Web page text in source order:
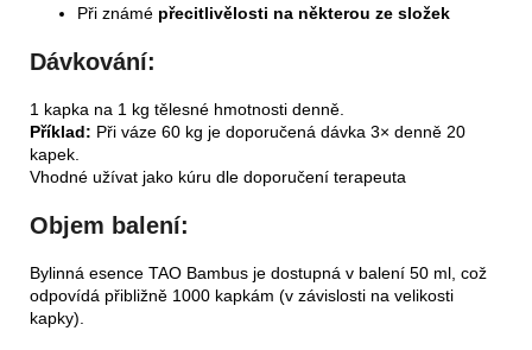
Při známé přecitlivělosti na některou ze složek
Dávkování:
1 kapka na 1 kg tělesné hmotnosti denně.
Příklad: Při váze 60 kg je doporučená dávka 3× denně 20
kapek.
Vhodné užívat jako kúru dle doporučení terapeuta
Objem balení:
Bylinná esence TAO Bambus je dostupná v balení 50 ml, což
odpovídá přibližně 1000 kapkám (v závislosti na velikosti
kapky).